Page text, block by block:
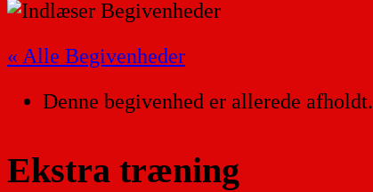
« Alle Begivenheder
Denne begivenhed er allerede afholdt.
Ekstra træning